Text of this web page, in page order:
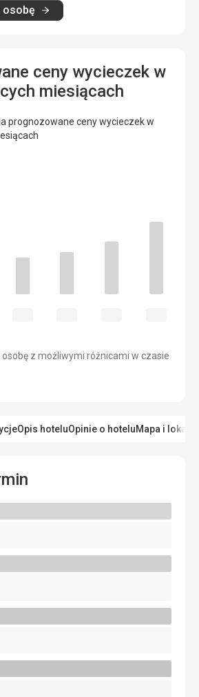
osobę
ceny wycieczek w
miesiącach
prognozowane ceny wycieczek w
z możliwymi różnicami w czasie
Opis hoteluOpinie o hoteluMapa i